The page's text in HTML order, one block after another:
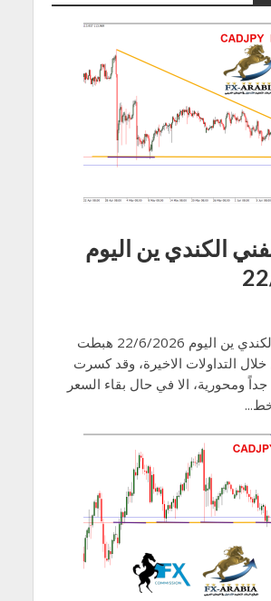
الكندي ين اليوم
التحليل الفني الكندي ين اليوم 22/6/2026 هبطت
التداولات الاخيرة، وقد كسرت
ومحورية، الا في حال بقاء السعر